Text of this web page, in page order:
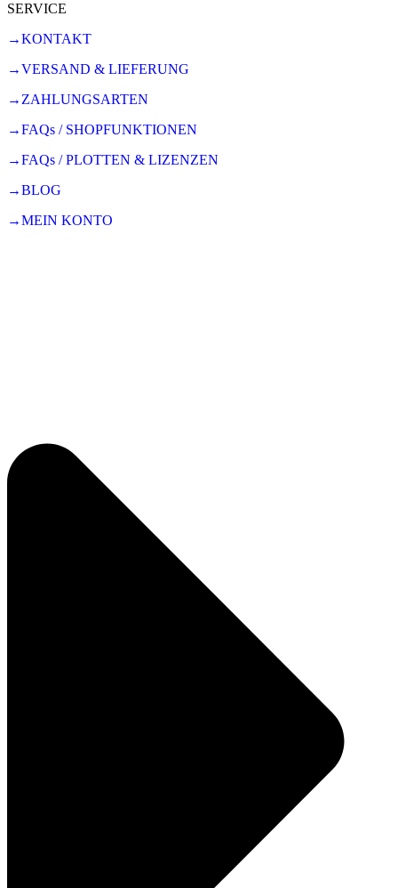
SERVICE
→KONTAKT
→VERSAND & LIEFERUNG
→ZAHLUNGSARTEN
→FAQs / SHOPFUNKTIONEN
→FAQs / PLOTTEN & LIZENZEN
→BLOG
→MEIN KONTO